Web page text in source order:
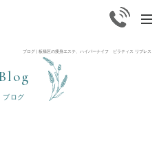
ブログ | 板橋区の痩身エステ、ハイパーナイフ ピラティス リプレス
ブログ